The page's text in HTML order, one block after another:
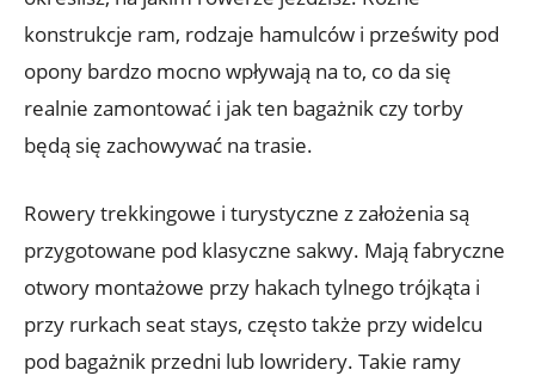
konstrukcje ram, rodzaje hamulców i prześwity pod
opony bardzo mocno wpływają na to, co da się
realnie zamontować i jak ten bagażnik czy torby
będą się zachowywać na trasie.
Rowery trekkingowe i turystyczne z założenia są
przygotowane pod klasyczne sakwy. Mają fabryczne
otwory montażowe przy hakach tylnego trójkąta i
przy rurkach seat stays, często także przy widelcu
pod bagażnik przedni lub lowridery. Takie ramy